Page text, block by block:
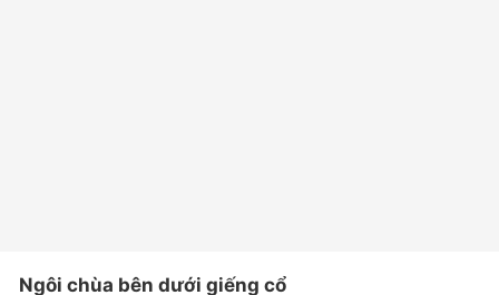
Ngôi chùa bên dưới giếng cổ